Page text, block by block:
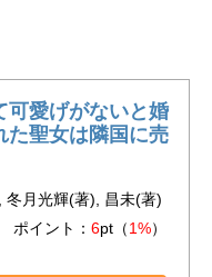
可愛げがないと婚
た聖女は隣国に売
冬月光輝(著), 昌未(著)
イント： 6pt（1%）